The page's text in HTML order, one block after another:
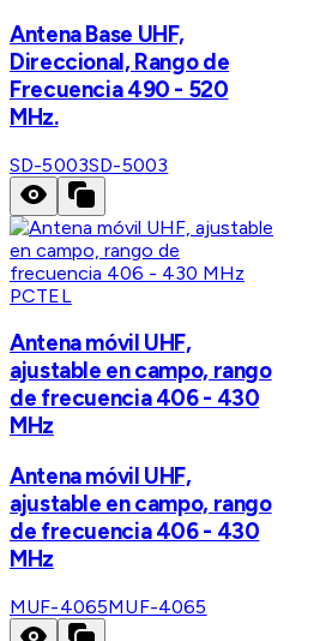
Antena Base UHF,
Direccional, Rango de
Frecuencia 490 - 520
MHz.
SD-5003SD-5003
PCTEL
Antena móvil UHF,
ajustable en campo, rango
de frecuencia 406 - 430
MHz
Antena móvil UHF,
ajustable en campo, rango
de frecuencia 406 - 430
MHz
MUF-4065MUF-4065